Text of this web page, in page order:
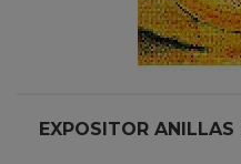
EXPOSITOR